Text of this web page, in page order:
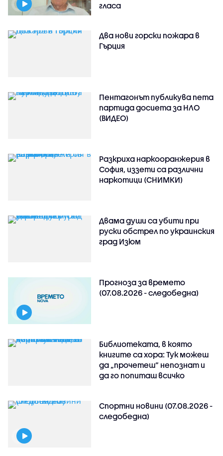
гласа
Два нови горски пожара в
Гърция
Пентагонът публикува пета
партида досиета за НЛО
(ВИДЕО)
Разкриха наркооранжерия в
София, иззети са различни
наркотици (СНИМКИ)
Двама души са убити при
руски обстрeл по украинския
град Изюм
Прогноза за времето
(07.08.2026 - следобедна)
Библиотеката, в която
книгите са хора: Тук можеш
да „прочетеш“ непознат и
да го попиташ всичко
Спортни новини (07.08.2026 -
следобедна)